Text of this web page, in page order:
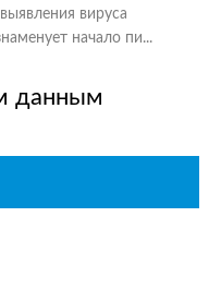
вируса
начало пи...
данным